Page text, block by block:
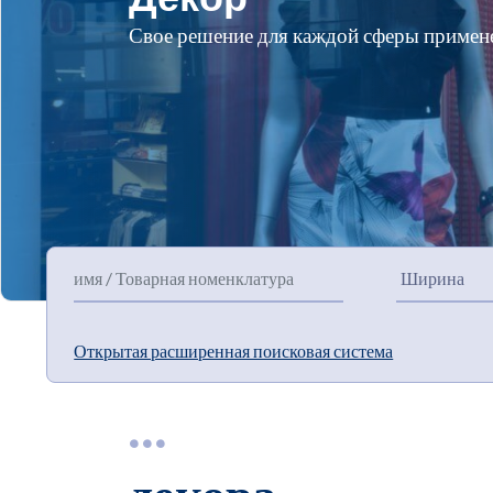
Свое решение для каждой сферы
Открытая расширенная поисковая система